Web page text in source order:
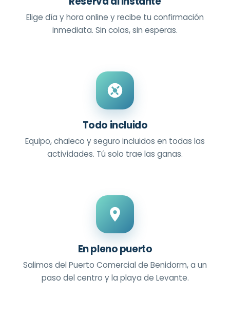
Elige día y hora online y recibe tu confirmación
inmediata. Sin colas, sin esperas.
Todo incluido
Equipo, chaleco y seguro incluidos en todas las
actividades. Tú solo trae las ganas.
En pleno puerto
Salimos del Puerto Comercial de Benidorm, a un
paso del centro y la playa de Levante.